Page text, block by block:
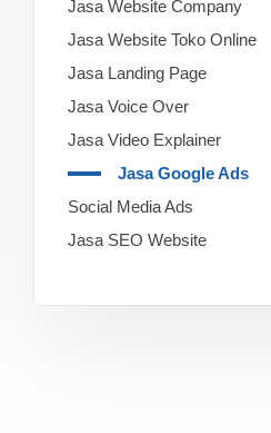
Jasa Website Company
Jasa Website Toko Online
Jasa Landing Page
Jasa Voice Over
Jasa Video Explainer
Jasa Google Ads
Social Media Ads
Jasa SEO Website